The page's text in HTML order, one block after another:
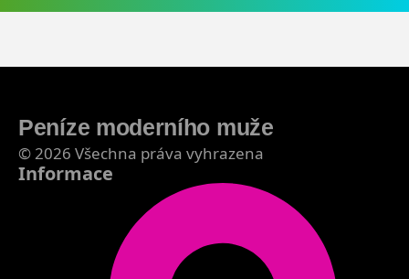
Peníze moderního muže
©2026 Všechna práva vyhrazena
Informace